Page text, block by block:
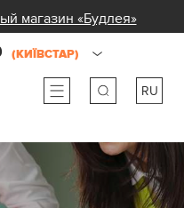
магазин «Будлея»
(КИЇВСТАР)
RU
ua